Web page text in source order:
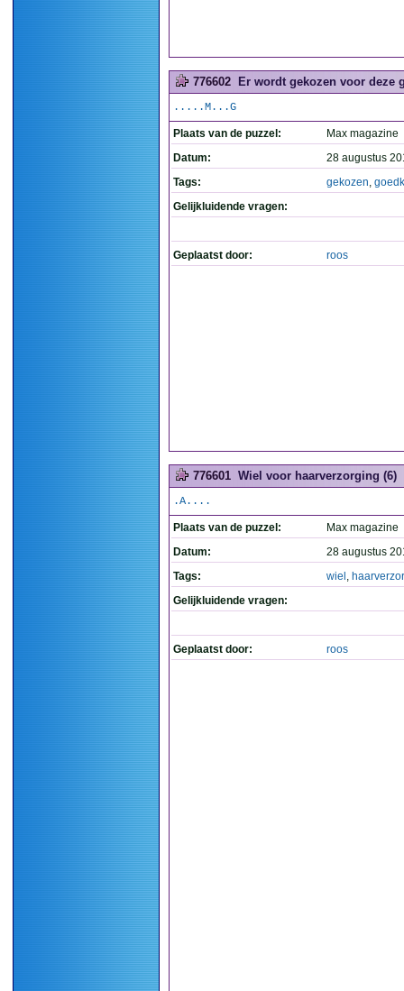
776602 Er wordt gekozen voor deze
.....M...G
Plaats van de puzzel:
Max magazine
Datum:
28 augustus
Tags:
gekozen,
Gelijkluidende vragen:
Geplaatst door: roos
776601 Wiel voor haarverzorging (6)
.A....
Plaats van de puzzel:
Max magazine
Datum:
28 augustus
Tags:
wiel ,
Gelijkluidende vragen:
Geplaatst door: roos